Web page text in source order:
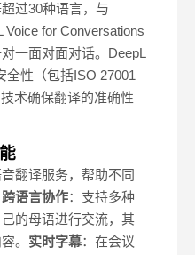
过30种语言，与
Voice for Conversations
一面对面对话。DeepL
全性（包括ISO 27001
术确保翻译的准确性
翻译服务，帮助不同
跨语言协作：支持多种
的母语进行交流，其
。 实时字幕：在会议